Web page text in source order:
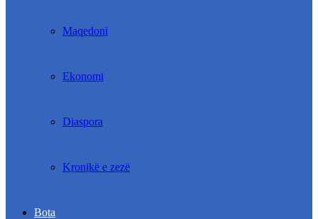
Maqedoni
Ekonomi
Diaspora
Kronikë e zezë
Bota